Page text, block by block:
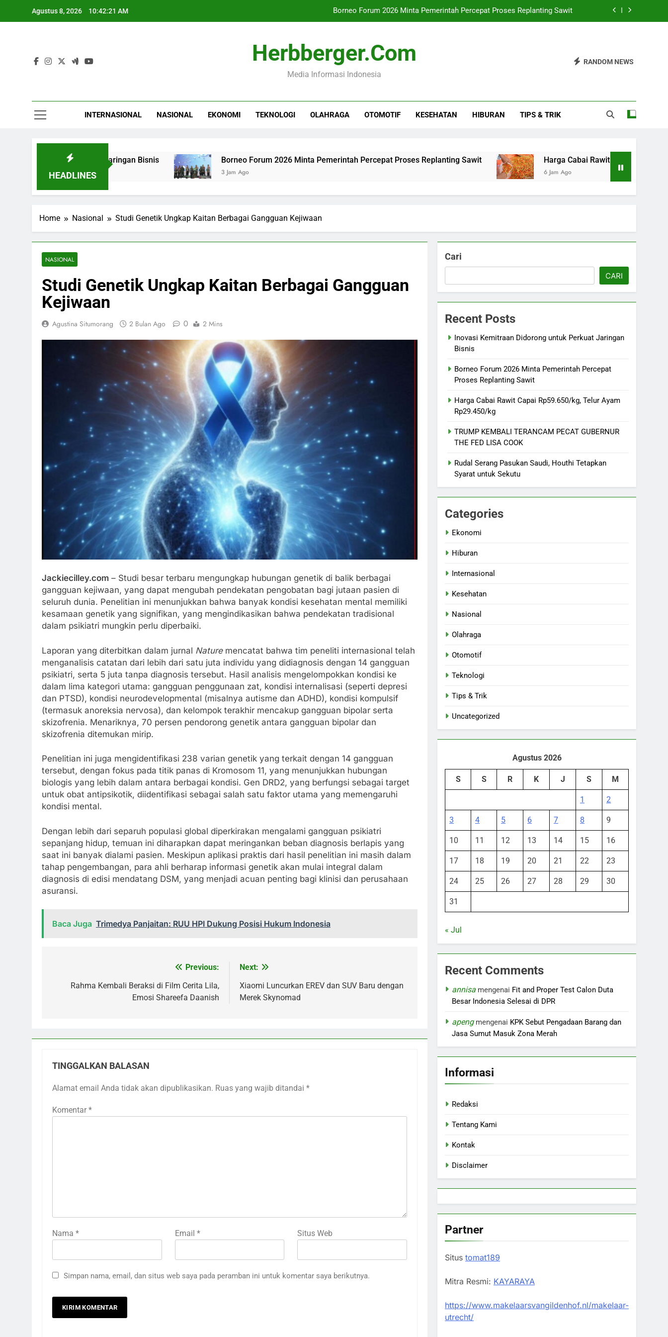
Agustus 8, 2026 10:42:22 AM Borneo Forum 2026 Minta Pemerintah Percepat Proses Replanting Sawit
TRUMP KEMBALI TERANCAM PECAT GUBERNUR THE FED LISA COOK
Inovasi Kemitraan Didorong untuk Perkuat Jaringan Bisnis
Harga Cabai Rawit Capai Rp59.650/kg, Telur Ayam Rp29.450/kg
Herbberger.com
Media Informasi Indonesia
RANDOM NEWS
INTERNASIONAL NASIONAL EKONOMI TEKNOLOGI OLAHRAGA OTOMOTIF KESEHATAN HIBURAN TIPS & TRIK
HEADLINES
untuk Perkuat Jaringan Bisnis Borneo Forum 2026 Minta Pemerintah Percepat Proses Replanting Sawit
3 Jam Ago
Harga Cabai Rawit Capai Rp59.650/kg,
6 Jam Ago
Home Nasional Studi Genetik Ungkap Kaitan Berbagai Gangguan Kejiwaan
NASIONAL
Studi Genetik Ungkap Kaitan Berbagai Gangguan
Kejiwaan
Agustina Situmorang 2 Bulan Ago 0 2 Mins
Jackiecilley.com – Studi besar terbaru mengungkap hubungan genetik di balik berbagai
gangguan kejiwaan, yang dapat mengubah pendekatan pengobatan bagi jutaan pasien di
seluruh dunia. Penelitian ini menunjukkan bahwa banyak kondisi kesehatan mental memiliki
kesamaan genetik yang signifikan, yang mengindikasikan bahwa pendekatan tradisional
dalam psikiatri mungkin perlu diperbaiki.
Laporan yang diterbitkan dalam jurnal Naturemencatat bahwa tim peneliti internasional telah
menganalisis catatan dari lebih dari satu juta individu yang didiagnosis dengan 14 gangguan
psikiatri, serta 5 juta tanpa diagnosis tersebut. Hasil analisis mengelompokkan kondisi ke
dalam lima kategori utama: gangguan penggunaan zat, kondisi internalisasi (seperti depresi
dan PTSD), kondisi neurodevelopmental (misalnya autisme dan ADHD), kondisi kompulsif
(termasuk anoreksia nervosa), dan kelompok terakhir mencakup gangguan bipolar serta
skizofrenia. Menariknya, 70 persen pendorong genetik antara gangguan bipolar dan
skizofrenia ditemukan mirip.
Penelitian ini juga mengidentifikasi 238 varian genetik yang terkait dengan 14 gangguan
tersebut, dengan fokus pada titik panas di Kromosom 11, yang menunjukkan hubungan
biologis yang lebih dalam antara berbagai kondisi. Gen DRD2, yang berfungsi sebagai target
untuk obat antipsikotik, diidentifikasi sebagai salah satu faktor utama yang memengaruhi
kondisi mental.
Dengan lebih dari separuh populasi global diperkirakan mengalami gangguan psikiatri
sepanjang hidup, temuan ini diharapkan dapat meringankan beban diagnosis berlapis yang
saat ini banyak dialami pasien. Meskipun aplikasi praktis dari hasil penelitian ini masih dalam
tahap pengembangan, para ahli berharap informasi genetik akan mulai integral dalam
diagnosis di edisi mendatang DSM, yang menjadi acuan penting bagi klinisi dan perusahaan
asuransi.
Baca Juga Trimedya Panjaitan: RUU HPI Dukung Posisi Hukum Indonesia
Previous:
Rahma Kembali Beraksi di Film Cerita Lila,
Emosi Shareefa Daanish
Next:
Xiaomi Luncurkan EREV dan SUV Baru dengan
Merek Skynomad
TINGGALKAN BALASAN
Alamat email Anda tidak akan dipublikasikan. Ruas yang wajib ditandai *
Komentar *
Nama * Email * Situs Web
Simpan nama, email, dan situs web saya pada peramban ini untuk komentar saya berikutnya.
Cari
CARI
Recent Posts
Inovasi Kemitraan Didorong untuk Perkuat Jaringan
Bisnis
Borneo Forum 2026 Minta Pemerintah Percepat
Proses Replanting Sawit
Harga Cabai Rawit Capai Rp59.650/kg, Telur Ayam
Rp29.450/kg
TRUMP KEMBALI TERANCAM PECAT GUBERNUR
THE FED LISA COOK
Rudal Serang Pasukan Saudi, Houthi Tetapkan
Syarat untuk Sekutu
Categories
Ekonomi
Hiburan
Internasional
Kesehatan
Nasional
Olahraga
Otomotif
Teknologi
Tips & Trik
Uncategorized
Agustus 2026
S S R K J S M
1 2
3 4 5 6 7 8 9
10 11 12 13 14 15 16
17 18 19 20 21 22 23
24 25 26 27 28 29 30
31
« Jul
Recent Comments
annisa mengenai Fit and Proper Test Calon Duta
Besar Indonesia Selesai di DPR
apengmengenai KPK Sebut Pengadaan Barang dan
Jasa Sumut Masuk Zona Merah
Informasi
Redaksi
Tentang Kami
Kontak
Disclaimer
Partner
Situs tomat189
Mitra Resmi: KAYARAYA
https://www.makelaarsvangildenhof.nl/makelaar-
utrecht/